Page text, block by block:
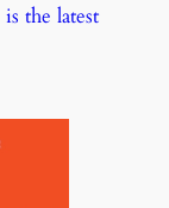
the latest